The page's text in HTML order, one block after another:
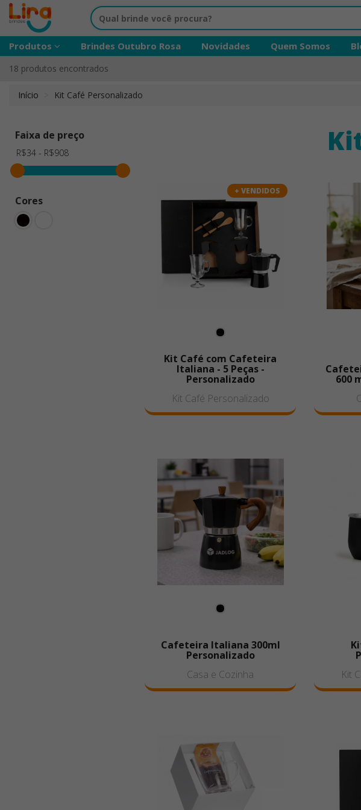
Produtos Brindes Outubro Rosa Novidades Quem Somos
18 produtos encontrados
Início Kit Café Personalizado
Faixa de preço
Cores
+ VENDIDOS
Kit Café com Cafeteira
Italiana - 5 Peças -
Personalizado
Kit Café Personalizado
600
Cafeteira Italiana 300ml
Personalizado
Casa e Cozinha
Kit